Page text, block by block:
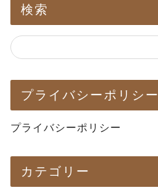
検索
プライバシーポリシー
プライバシーポリシー
カテゴリー